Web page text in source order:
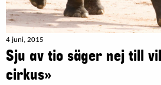
4 juni, 2015
Sju av tio säger nej till
cirkus»